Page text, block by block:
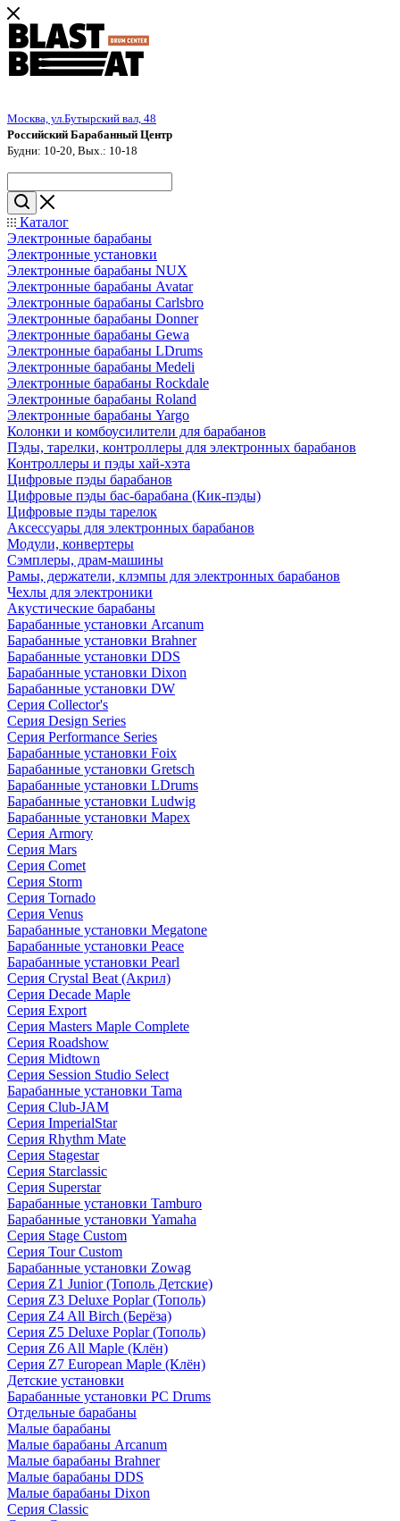
Москва, ул.Бутырский вал, 48
Российский Барабанный Центр
Будни: 10-20, Вых.: 10-18
Каталог
Электронные барабаны
Электронные установки
Электронные барабаны NUX
Электронные барабаны Avatar
Электронные барабаны Carlsbro
Электронные барабаны Donner
Электронные барабаны Gewa
Электронные барабаны LDrums
Электронные барабаны Medeli
Электронные барабаны Rockdale
Электронные барабаны Roland
Электронные барабаны Yargo
Колонки и комбоусилители для барабанов
Пэды, тарелки, контроллеры для электронных барабанов
Контроллеры и пэды хай-хэта
Цифровые пэды барабанов
Цифровые пэды бас-барабана (Кик-пэды)
Цифровые пэды тарелок
Аксессуары для электронных барабанов
Модули, конвертеры
Сэмплеры, драм-машины
Рамы, держатели, клэмпы для электронных барабанов
Чехлы для электроники
Акустические барабаны
Барабанные установки Arcanum
Барабанные установки Brahner
Барабанные установки DDS
Барабанные установки Dixon
Барабанные установки DW
Серия Collector's
Серия Design Series
Серия Performance Series
Барабанные установки Foix
Барабанные установки Gretsch
Барабанные установки LDrums
Барабанные установки Ludwig
Барабанные установки Mapex
Серия Armory
Серия Mars
Серия Comet
Серия Storm
Серия Tornado
Серия Venus
Барабанные установки Megatone
Барабанные установки Peace
Барабанные установки Pearl
Серия Crystal Beat (Акрил)
Серия Decade Maple
Серия Export
Серия Masters Maple Complete
Серия Roadshow
Серия Midtown
Серия Session Studio Select
Барабанные установки Tama
Серия Club-JAM
Серия ImperialStar
Серия Rhythm Mate
Серия Stagestar
Серия Starclassic
Серия Superstar
Барабанные установки Tamburo
Барабанные установки Yamaha
Серия Stage Custom
Серия Tour Custom
Барабанные установки Zowag
Серия Z1 Junior (Тополь Детские)
Серия Z3 Deluxe Poplar (Тополь)
Серия Z4 All Birch (Берёза)
Серия Z5 Deluxe Poplar (Тополь)
Серия Z6 All Maple (Клён)
Серия Z7 European Maple (Клён)
Детские установки
Барабанные установки PC Drums
Отдельные барабаны
Малые барабаны
Малые барабаны Arcanum
Малые барабаны Brahner
Малые барабаны DDS
Малые барабаны Dixon
Серия Classic